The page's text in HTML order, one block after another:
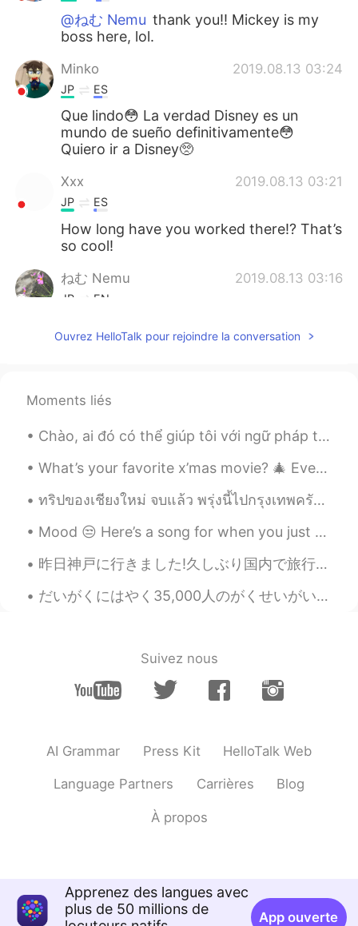
@ねむ Nemu thank you!! Mickey is my
boss here, lol.
Minko 2019.08.13 03:24
JP ES
Que lindo😳 La verdad Disney es un
mundo de sueño definitivamente😳
Quiero ir a Disney🥺
Xxx 2019.08.13 03:21
JP ES
How long have you worked there!? That’s
so cool!
ねむ Nemu 2019.08.13 03:16
JP EN
Ouvrez HelloTalk pour rejoindre la conversation
Moments liés
Chào, ai đó có thể giúp tôi với ngữ pháp tiếng Việt được không? (I’m currently using a translato...
What’s your favorite x’mas movie? 🎄 Every time when I walk pass Radio City, it always reminds me...
ทริปของเชียงใหม่ จบแล้ว พรุ่งนี้ไปกรุงเทพครับ รู้สึกเสน่ห์ของประเทศไทยค่ะ อยากที่จะสร้างเพื่อนค่ะ...
Mood 😒 Here’s a song for when you just hate everything 😂👀 ** You can read the lyrics! It can be...
昨日神戸に行きました!久しぶり国内で旅行に行きました!神戸と大阪と京都の中で神戸が一番好きかもしれません!なぜかというと、神戸は住みやすいし、海や山があるし、道が広いですから。ところが、横浜の中...
だいがくにはやく35,000人のがくせいがいます。- The university (University of Colorado Boulder) has about 35,000 stude...
Suivez nous
AI Grammar Press Kit HelloTalk Web
Language Partners Carrières Blog
À propos
Apprenez des langues avec
plus de 50 millions de
App ouverte